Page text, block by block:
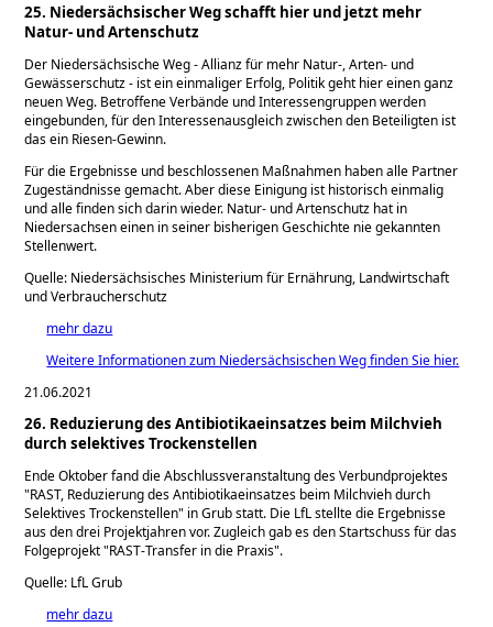
25. Niedersächsischer Weg schafft hier und jetzt mehr
Natur- und Artenschutz
Der Niedersächsische Weg - Allianz für mehr Natur-, Arten- und
Gewässerschutz - ist ein einmaliger Erfolg, Politik geht hier einen ganz
neuen Weg. Betroffene Verbände und Interessengruppen werden
eingebunden, für den Interessenausgleich zwischen den Beteiligten ist
das ein Riesen-Gewinn.
Für die Ergebnisse und beschlossenen Maßnahmen haben alle Partner
Zugeständnisse gemacht. Aber diese Einigung ist historisch einmalig
und alle finden sich darin wieder. Natur- und Artenschutz hat in
Niedersachsen einen in seiner bisherigen Geschichte nie gekannten
Stellenwert.
Quelle: Niedersächsisches Ministerium für Ernährung, Landwirtschaft
und Verbraucherschutz
mehr dazu
Weitere Informationen zum Niedersächsischen Weg finden Sie hier.
21.06.2021
26. Reduzierung des Antibiotikaeinsatzes beim Milchvieh
durch selektives Trockenstellen
Ende Oktober fand die Abschlussveranstaltung des Verbundprojektes
RAST, Reduzierung des Antibiotikaeinsatzes beim Milchvieh durch
Selektives Trockenstellen in Grub statt. Die LfL stellte die Ergebnisse
aus den drei Projektjahren vor. Zugleich gab es den Startschuss für das
Folgeprojekt RAST-Transfer in die Praxis .
Quelle: LfL Grub
mehr dazu